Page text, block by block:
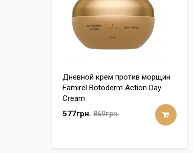
Дневной крем против морщин
Famirel Botoderm Action Day
Cream
577грн. 869грн.